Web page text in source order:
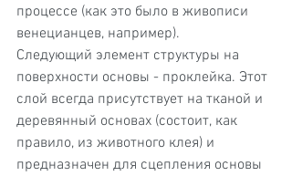
процессе (как это было в живописи
венецианцев, например).
Следующий элемент структуры на
поверхности основы - проклейка. Этот
слой всегда присутствует на тканой и
деревянный основах (состоит, как
правило, из животного клея) и
предназначен для сцепления основы